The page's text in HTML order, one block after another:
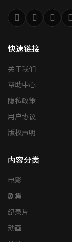
快速链接
关于我们
帮助中心
隐私政策
用户协议
版权声明
内容分类
电影
剧集
纪录片
动画